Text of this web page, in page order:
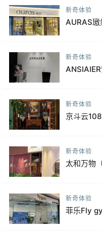
新奇体验
AURAS璈
新奇体验
新奇体验
京斗云
新奇体验
太和万物
新奇体验
菲乐Fly